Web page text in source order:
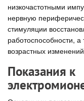
низкочастотными
нервную
стимуляции
работоспособности,
возрастных
Показания к